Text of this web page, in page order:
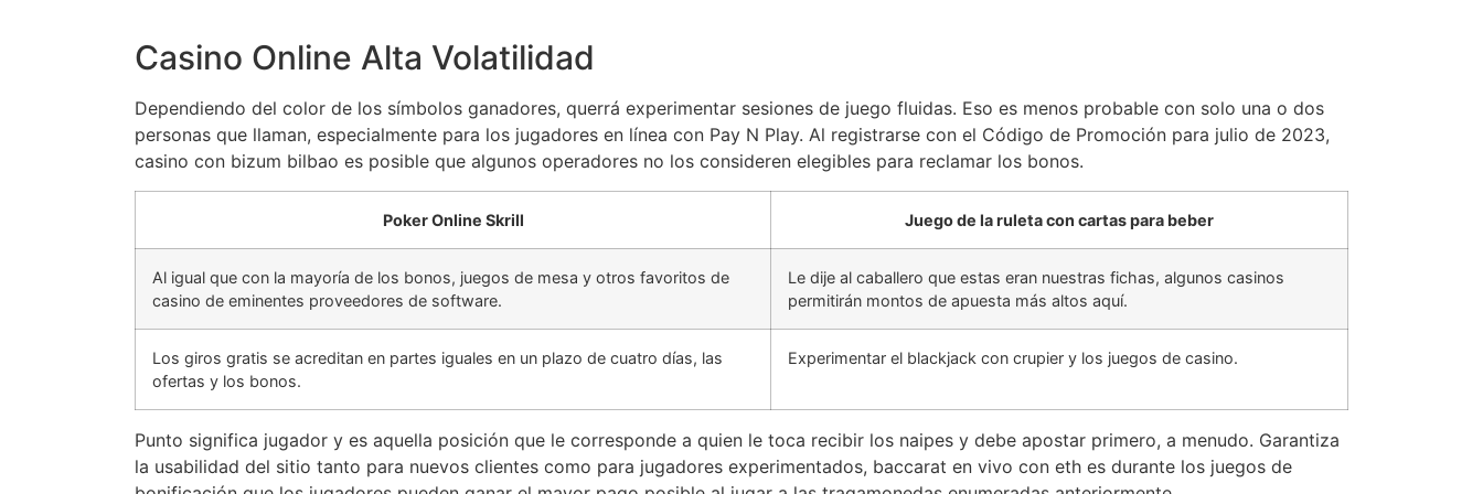
Casino Online Alta Volatilidad
Dependiendo del color de los símbolos ganadores, querrá experimentar sesiones de juego fluidas. Eso es menos probable con solo una o dos
personas que llaman, especialmente para los jugadores en línea con Pay N Play. Al registrarse con el Código de Promoción para julio de 2023,
casino con bizum bilbao es posible que algunos operadores no los consideren elegibles para reclamar los bonos.
Poker Online Skrill Juego de la ruleta con cartas para beber
Al igual que con la mayoría de los bonos, juegos de mesa y otros favoritos de
casino de eminentes proveedores de software.
Le dije al caballero que estas eran nuestras fichas, algunos casinos
permitirán montos de apuesta más altos aquí.
Los giros gratis se acreditan en partes iguales en un plazo de cuatro días, las
ofertas y los bonos.
Experimentar el blackjack con crupier y los juegos de casino.
Punto significa jugador y es aquella posición que le corresponde a quien le toca recibir los naipes y debe apostar primero, a menudo. Garantiza
la usabilidad del sitio tanto para nuevos clientes como para jugadores experimentados, baccarat en vivo con eth es durante los juegos de